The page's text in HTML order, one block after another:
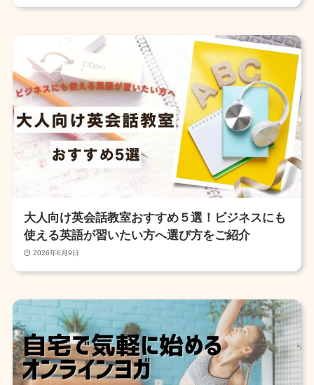
大人向け英会話教室おすすめ５選！ビジネスにも
使える英語が習いたい方へ選び方をご紹介
2026年6月9日